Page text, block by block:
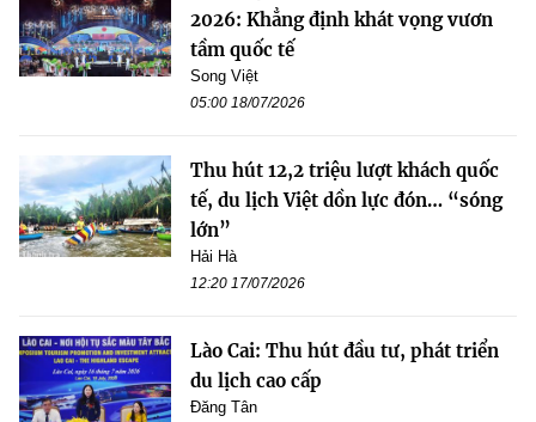
2026: Khẳng định khát vọng vươn
tầm quốc tế
Song Việt
05:00 18/07/2026
Thu hút 12,2 triệu lượt khách quốc
tế, du lịch Việt dồn lực đón… “sóng
lớn”
Hải Hà
12:20 17/07/2026
Lào Cai: Thu hút đầu tư, phát triển
du lịch cao cấp
Đăng Tân